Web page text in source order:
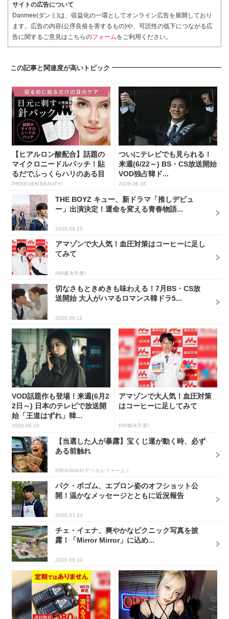
サイトの広告について
Danmee(ダンミ)は、収益化の一環としてオンライン広告を展開しており
ます。広告の内容(公序良俗を害するもの)や、可読性の低下につながる広
告に関するご意見はこちらのフォームをご利用ください。
この記事と関連度が高いトピック
【ヒアルロン酸配合】話題の
マイクロニードルパッチ！貼
るだでふっくらハリのある目
元...
PR(SEVEN BEAUTY)
ついにテレビでも見られる！
来週(6/22～) BS・CS放送開始
VOD独占韓ド...
2026.06.16
THE BOYZ キュー、新ドラマ「推しデビュ
ー」出演決定！運命を変える青春物語...
2026.06.15
アマゾンで大人気！血圧対策はコーヒーに足し
てみて
PR(森永乳業)
切なさもときめきも味わえる！7月BS・CS放
送開始 大人がハマるロマンス韓ドラ5...
2026.06.11
VOD話題作も登場！来週(6月2
2日～) 日本のテレビで放送開
始「王道はずれ」韓...
2026.06.18
アマゾンで大人気！血圧対策
はコーヒーに足してみて
PR(森永乳業)
【当選した人が暴露】宝くじ運が動く時、必ず
ある前触れ
PR(合同会社デジタルファーム )
パク・ボゴム、エプロン姿のオフショット公
開！温かなメッセージとともに近況報告
2026.07.23
チェ・イェナ、爽やかなピクニック写真を披
露！「Mirror Mirror」に込め...
2026.06.10